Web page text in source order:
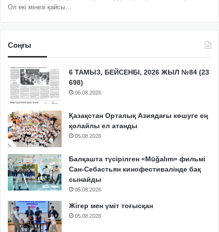
Ол екі мінезі қайсы…
Соңғы
6 ТАМЫЗ, БЕЙСЕНБІ, 2026 ЖЫЛ №84 (23
698)
06.08.2026
Қазақстан Орталық Азиядағы көшуге ең
қолайлы ел атанды
05.08.2026
Балқашта түсірілген «Mūğalım» фильмі
Сан-Себастьян кинофестивалінде бақ
сынайды
05.08.2026
Жігер мен үміт тоғысқан
05.08.2026